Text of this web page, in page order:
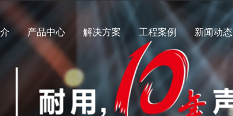
产品中心 解决方案 工程案例 新闻动态